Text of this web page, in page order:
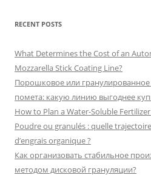
r
h
f
o
:
RECENT POSTS
What Determines the Cost of an
Mozzarella Stick Coating Line?
Порошковое или
помета: какую линию выгоднее
How to Plan a Water-Soluble
Poudre ou granulés : quelle
d’engrais organique ?
Как организовать стабильное
методом дисковой грануляции?